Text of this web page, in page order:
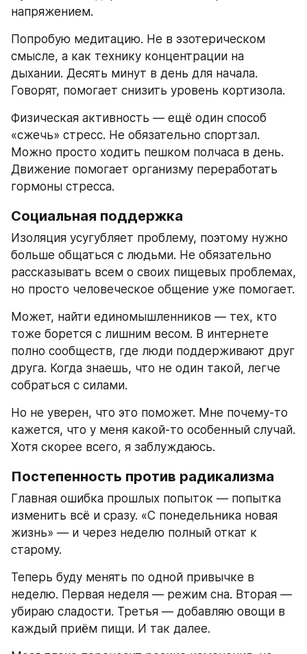
напряжением.
Попробую медитацию. Не в эзотерическом
смысле, а как технику концентрации на
дыхании. Десять минут в день для начала.
Говорят, помогает снизить уровень кортизола.
Физическая активность — ещё один способ
«сжечь» стресс. Не обязательно спортзал.
Можно просто ходить пешком полчаса в день.
Движение помогает организму переработать
гормоны стресса.
Социальная поддержка
Изоляция усугубляет проблему, поэтому нужно
больше общаться с людьми. Не обязательно
рассказывать всем о своих пищевых проблемах,
но просто человеческое общение уже помогает.
Может, найти единомышленников — тех, кто
тоже борется с лишним весом. В интернете
полно сообществ, где люди поддерживают друг
друга. Когда знаешь, что не один такой, легче
собраться с силами.
Но не уверен, что это поможет. Мне почему-то
кажется, что у меня какой-то особенный случай.
Хотя скорее всего, я заблуждаюсь.
Постепенность против радикализма
Главная ошибка прошлых попыток — попытка
изменить всё и сразу. «С понедельника новая
жизнь» — и через неделю полный откат к
старому.
Теперь буду менять по одной привычке в
неделю. Первая неделя — режим сна. Вторая —
убираю сладости. Третья — добавляю овощи в
каждый приём пищи. И так далее.